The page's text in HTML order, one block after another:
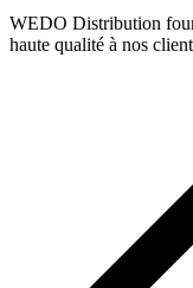
WEDO Distribution
haute qualité à nos